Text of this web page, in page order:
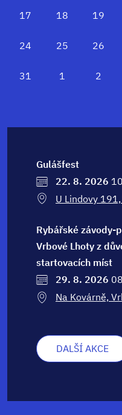
17 18 19
24 25 26
31 1 2
Gulášfest
22. 8. 2026
U Lindovy
Rybářské závody-
Vrbové Lhoty z
startovacích míst
29. 8. 2026
Na Kovárně,
DALŠÍ AKCE